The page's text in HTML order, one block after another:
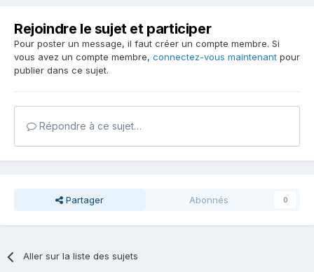
Rejoindre le sujet et participer
Pour poster un message, il faut créer un compte membre. Si
vous avez un compte membre, connectez-vous maintenant pour
publier dans ce sujet.
Répondre à ce sujet…
Partager Abonnés 0
Aller sur la liste des sujets